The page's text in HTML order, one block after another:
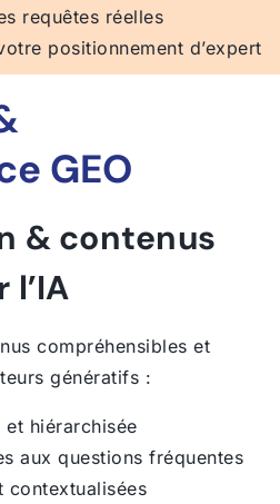
requêtes réelles
positionnement d’expert
GEO
& contenus
l’IA
compréhensibles et
génératifs :
et hiérarchisée
aux questions fréquentes
contextualisées